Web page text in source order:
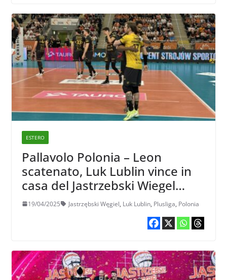
ESTERO
Pallavolo Polonia – Leon
scatenato, Luk Lublin vince in
casa del Jastrzebski Wiegel
nella prima sfida di semifinale
19/04/2025 Jastrzębski Węgiel, Luk Lublin, Plusliga, Polonia